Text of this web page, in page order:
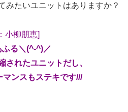
みたいユニットはありますか？
小柳朋恵]
ふる＼(^-^)／
されたユニットだし、
マンスもステキです///